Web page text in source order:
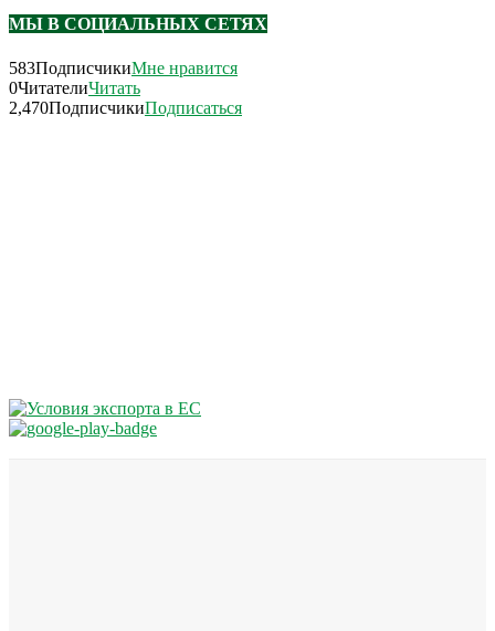
МЫ В СОЦИАЛЬНЫХ СЕТЯХ
583ПодписчикиМне нравится
0ЧитателиЧитать
2,470ПодписчикиПодписаться